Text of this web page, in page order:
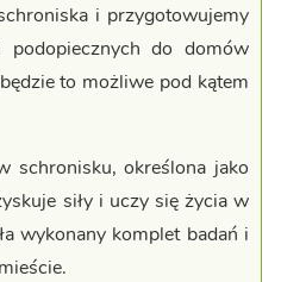
i przygotowujemy
do domów
to możliwe pod kątem
schronisku, określona jako
siły i uczy się życia w
wykonany komplet badań i